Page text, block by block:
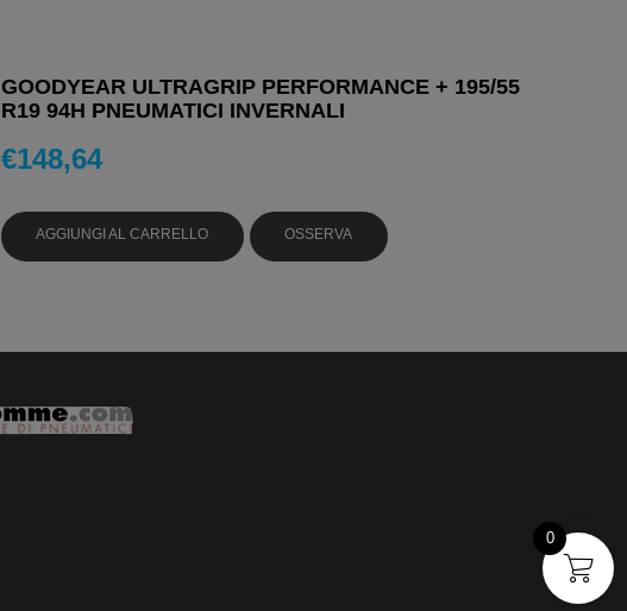
GOODYEAR ULTRAGRIP PERFORMANCE + 195/55
R19 94H PNEUMATICI INVERNALI
€148,64
AGGIUNGI AL CARRELLO OSSERVA
0